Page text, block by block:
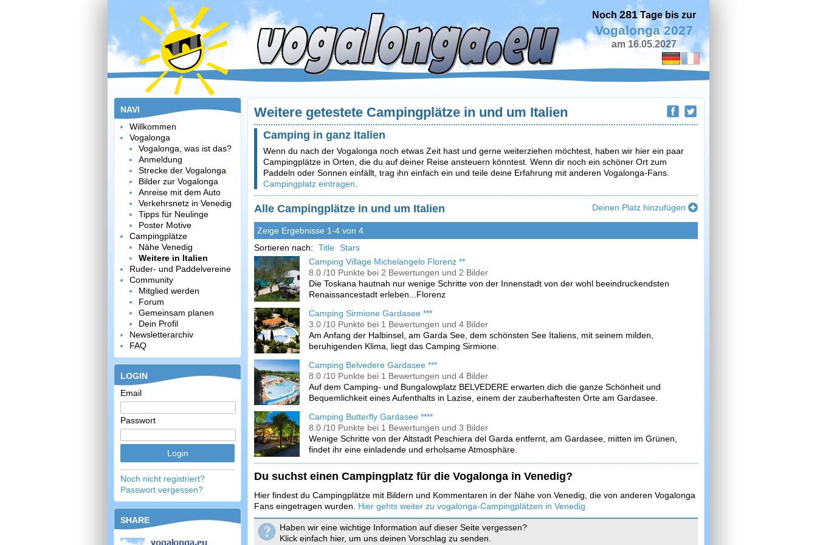
Noch 281Tage bis zur
Vogalonga 2027
am 16.05.2027
NAVI
Willkommen
Vogalonga
Vogalonga, was ist das?
Anmeldung
Strecke der Vogalonga
Bilder zur Vogalonga
Anreise mit dem Auto
Verkehrsnetz in Venedig
Tipps für Neulinge
Poster Motive
Campingplätze
Nähe Venedig
Weitere in Italien
Ruder- und Paddelvereine
Community
Mitglied werden
Forum
Gemeinsam planen
Dein Profil
Newsletterarchiv
FAQ
LOGIN
Email
Passwort
Noch nicht registriert?
Passwort vergessen?
SHARE
Weitere getestete Campingplätze in und um Italien
Camping in ganz Italien
Wenn du nach der Vogalonga noch etwas Zeit hast und gerne weiterziehen möchtest, haben wir hier ein paar
Campingplätze in Orten, die du auf deiner Reise ansteuern könntest. Wenn dir noch ein schöner Ort zum
Paddeln oder Sonnen einfällt, trag ihn einfach ein und teile deine Erfahrung mit anderen Vogalonga-Fans.
Campingplatz eintragen
Alle Campingplätze in und um Italien Deinen Platz hinzufügen
Zeige Ergebnisse 1-4 von 4.
Sortieren nach:
Title Stars
Camping Village Michelangelo Florenz **
8.0 /10 Punkte bei 2 Bewertungen und 2 Bilder
Die Toskana hautnah nur wenige Schritte von der Innenstadt von der wohl beeindruckendsten
Renaissancestadt erleben...Florenz
Camping Sirmione Gardasee ***
3.0 /10 Punkte bei 1 Bewertungen und 4 Bilder
Am Anfang der Halbinsel, am Garda See, dem schönsten See Italiens, mit seinem milden,
beruhigenden Klima, liegt das Camping Sirmione.
Camping Belvedere Gardasee ***
8.0 /10 Punkte bei 1 Bewertungen und 4 Bilder
Auf dem Camping- und Bungalowplatz BELVEDERE erwarten dich die ganze Schönheit und
Bequemlichkeit eines Aufenthalts in Lazise, einem der zauberhaftesten Orte am Gardasee.
Camping Butterfly Gardasee ****
8.0 /10 Punkte bei 1 Bewertungen und 3 Bilder
Wenige Schritte von der Altstadt Peschiera del Garda entfernt, am Gardasee, mitten im Grünen,
findet ihr eine einladende und erholsame Atmosphäre.
Du suchst einen Campingplatz für die Vogalonga in Venedig?
Hier findest du Campingplätze mit Bildern und Kommentaren in der Nähe von Venedig, die von anderen Vogalonga
Fans eingetragen wurden. Hier gehts weiter zu vogalonga-Campingplätzen in Venedig
Haben wir eine wichtige Information auf dieser Seite vergessen?
Klick einfach hier, um uns deinen Vorschlag zu senden.